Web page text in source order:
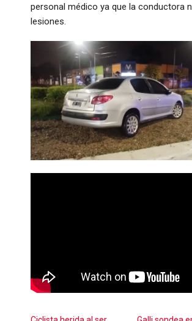
personal médico ya que la conductora
lesiones.